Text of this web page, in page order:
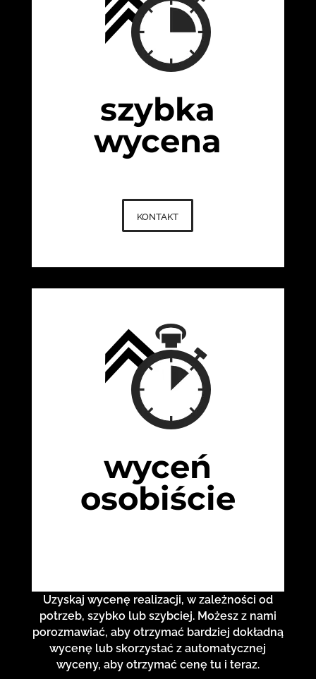
szybka
wycena
kontakt
wyceń
osobiście
Uzyskaj wycenę realizacji, w zależności od
potrzeb, szybko lub szybciej. Możesz z nami
porozmawiać, aby otrzymać bardziej dokładną
wycenę lub skorzystać z automatycznej
wyceny, aby otrzymać cenę tu i teraz.